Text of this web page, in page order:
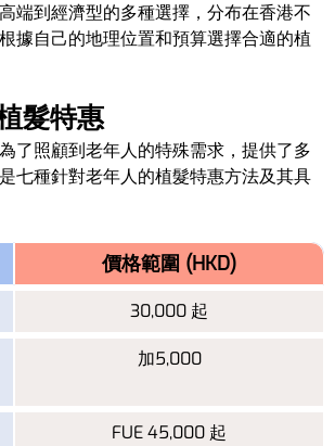
端到經濟型的多種選擇，分布在香港不
據自己的地理位置和預算選擇合適的植
髮特惠
了照顧到老年人的特殊需求，提供了多
七種針對老年人的植髮特惠方法及其具
價格範圍 (HKD)
30,000 起
加5,000
FUE 45,000 起